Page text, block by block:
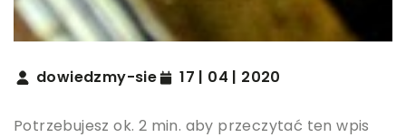
dowiedzmy-sie 17 | 04 | 2020
Potrzebujesz ok. 2 min. aby przeczytać ten wpis